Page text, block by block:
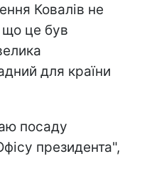
Ковалів не
що це був
для країни
посаду
президента",